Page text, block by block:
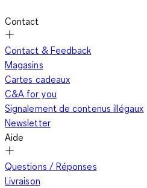
Contact
Contact & Feedback
Magasins
Cartes cadeaux
C&A for you
Signalement de contenus illégaux
Newsletter
Aide
Questions / Réponses
Livraison